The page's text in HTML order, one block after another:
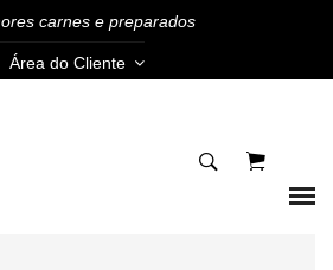
carnes e preparados
Área do Cliente